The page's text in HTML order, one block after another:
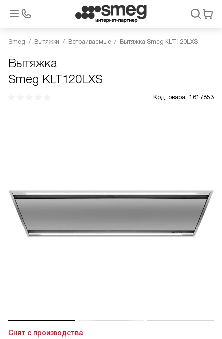
Smeg Вытяжки Встраиваемые Вытяжка Smeg KLT120LXS
Вытяжка
Smeg KLT120LXS
Код товара: 1617853
Снят с производства